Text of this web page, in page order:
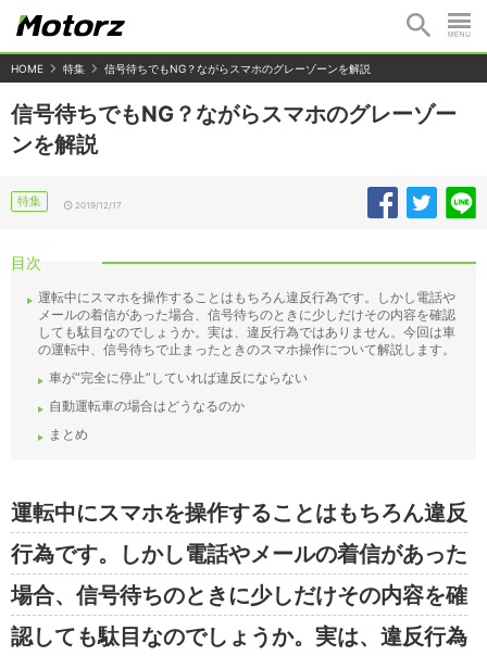
HOME 特集 信号待ちでもNG？ながらスマホのグレーゾーンを解説
信号待ちでもNG？ながらスマホのグレーゾー
ンを解説
特集 2019/12/17
目次
運転中にスマホを操作することはもちろん違反行為です。しかし電話や
メールの着信があった場合、信号待ちのときに少しだけその内容を確認
しても駄目なのでしょうか。実は、違反行為ではありません。今回は車
の運転中、信号待ちで止まったときのスマホ操作について解説します。
車が“完全に停止”していれば違反にならない
自動運転車の場合はどうなるのか
まとめ
運転中にスマホを操作することはもちろん違反
行為です。しかし電話やメールの着信があった
場合、信号待ちのときに少しだけその内容を確
認しても駄目なのでしょうか。実は、違反行為